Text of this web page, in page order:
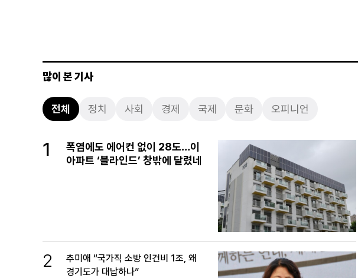
많이 본 기사
전체 정치 사회 경제 국제 문화 오피니언
1
폭염에도 에어컨 없이 28도…이
아파트 ‘블라인드’ 창밖에 달렸네
2
추미애 “국가직 소방 인건비 1조, 왜
경기도가 대납하나”